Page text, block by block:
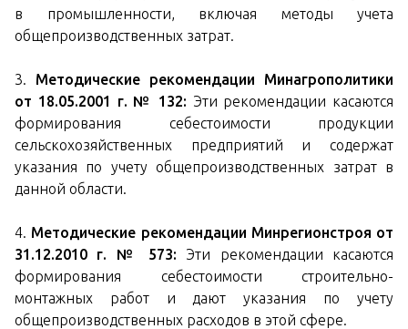
в промышленности, включая методы учета
общепроизводственных затрат.
3. Методические рекомендации Минагрополитики
от 18.05.2001 г. № 132: Эти рекомендации касаются
формирования себестоимости продукции
сельскохозяйственных предприятий и содержат
указания по учету общепроизводственных затрат в
данной области.
4. Методические рекомендации Минрегионстроя от
31.12.2010 г. № 573: Эти рекомендации касаются
формирования себестоимости строительно-
монтажных работ и дают указания по учету
общепроизводственных расходов в этой сфере.